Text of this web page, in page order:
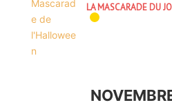
LA MASCARADE DU